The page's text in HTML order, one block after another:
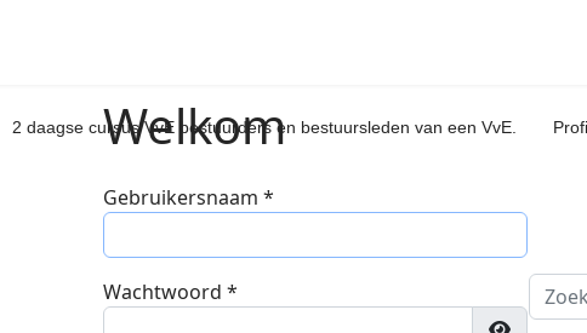
2 daagse cursus VvE bestuurders en bestuursleden van een VvE.
Welkom
Gebruikersnaam *
Wachtwoord *